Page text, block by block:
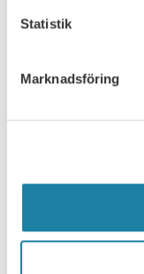
Statistik
Marknadsföring
Finansiering